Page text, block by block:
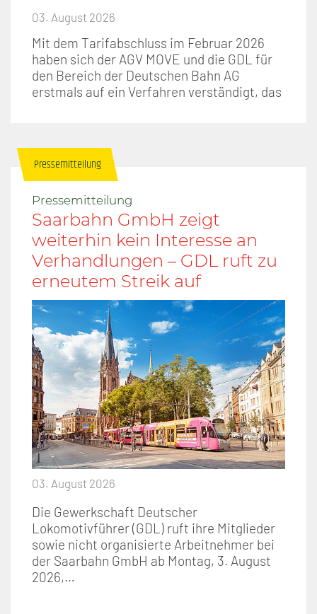
03. August 2026
Mit dem Tarifabschluss im Februar 2026
haben sich der AGV MOVE und die GDL für
den Bereich der Deutschen Bahn AG
erstmals auf ein Verfahren verständigt, das
Pressemitteilung
Pressemitteilung
Saarbahn GmbH zeigt
weiterhin kein Interesse an
Verhandlungen – GDL ruft zu
erneutem Streik auf
03. August 2026
Die Gewerkschaft Deutscher
Lokomotivführer (GDL) ruft ihre Mitglieder
sowie nicht organisierte Arbeitnehmer bei
der Saarbahn GmbH ab Montag, 3. August
2026,…